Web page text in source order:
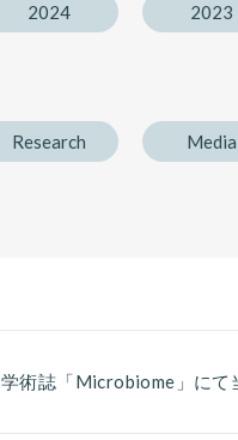
2024 2023
Research Media
学術誌「Microbiome」に